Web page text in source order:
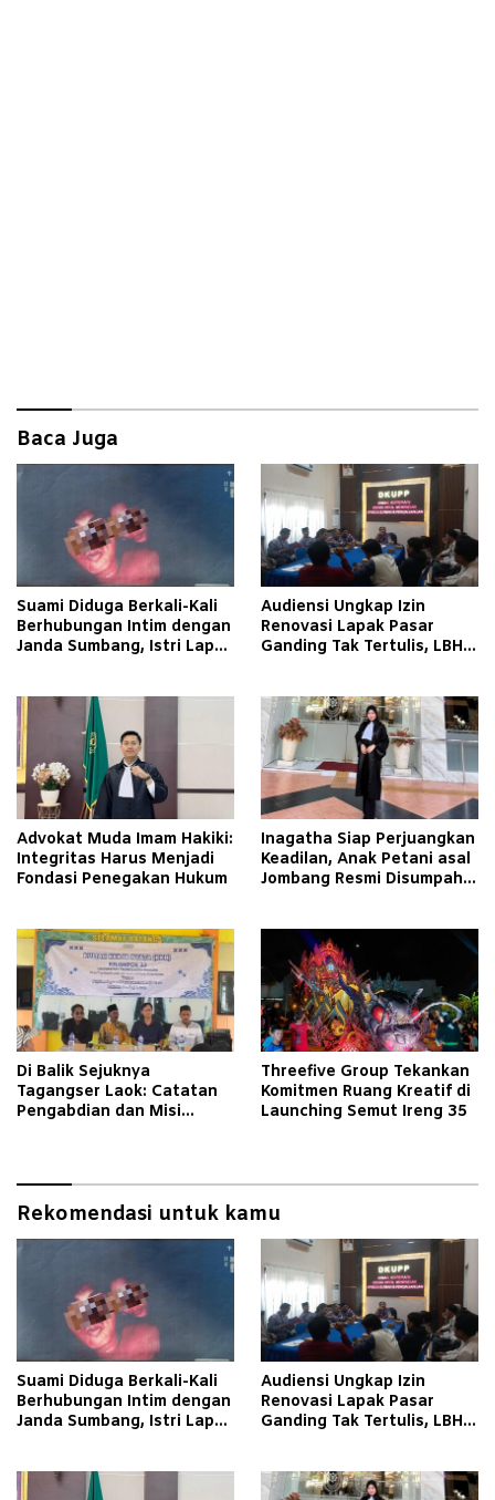
Baca Juga
Suami Diduga Berkali-Kali
Berhubungan Intim dengan
Janda Sumbang, Istri Lapor
Audiensi Ungkap Izin
Renovasi Lapak Pasar
Ganding Tak Tertulis, LBH
Advokat Muda Imam Hakiki:
Integritas Harus Menjadi
Fondasi Penegakan Hukum
Inagatha Siap Perjuangkan
Keadilan, Anak Petani asal
Jombang Resmi Disumpah
Di Balik Sejuknya
Tagangser Laok: Catatan
Pengabdian dan Misi
Threefive Group Tekankan
Komitmen Ruang Kreatif di
Launching Semut Ireng 35
Rekomendasi untuk kamu
Suami Diduga Berkali-Kali
Berhubungan Intim dengan
Janda Sumbang, Istri Lapor
Audiensi Ungkap Izin
Renovasi Lapak Pasar
Ganding Tak Tertulis, LBH